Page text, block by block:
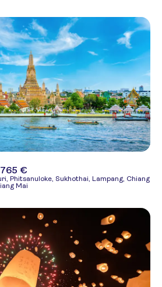
€
Phitsanuloke, Sukhothai, Lampang, Chiang
Mai